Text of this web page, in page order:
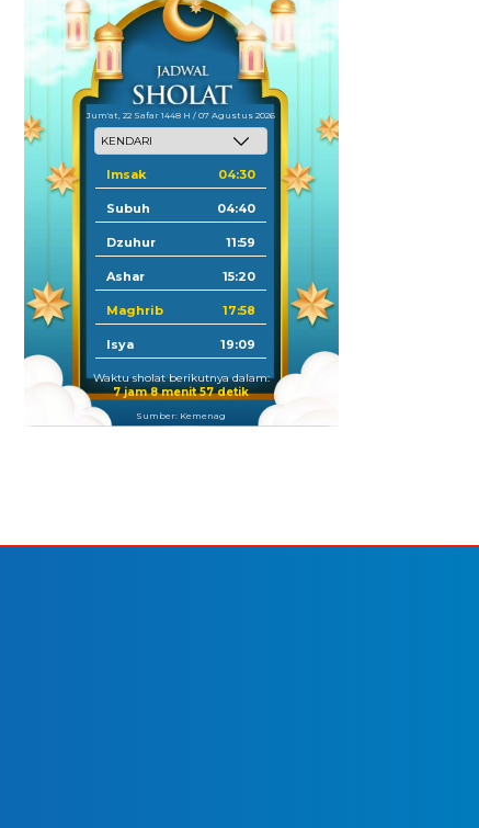
Jum'at, 22 Safar 1448 H / 07 Agustus 2026
Imsak 04:30
Subuh 04:40
Dzuhur 11:59
Ashar 15:20
Maghrib 17:58
Isya 19:09
Waktu sholat berikutnya dalam:
7 jam 8 menit 57 detik
Sumber: Kemenag